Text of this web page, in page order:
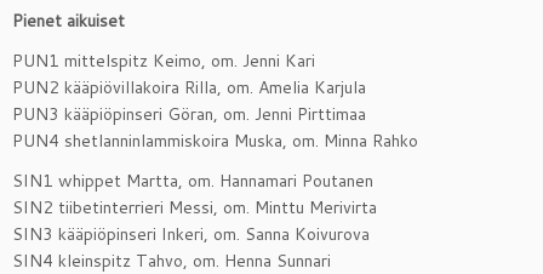
Pienet aikuiset
PUN1 mittelspitz Keimo, om. Jenni Kari
PUN2 kääpiövillakoira Rilla, om. Amelia Karjula
PUN3 kääpiöpinseri Göran, om. Jenni Pirttimaa
PUN4 shetlanninlammiskoira Muska, om. Minna Rahko
SIN1 whippet Martta, om. Hannamari Poutanen
SIN2 tiibetinterrieri Messi, om. Minttu Merivirta
SIN3 kääpiöpinseri Inkeri, om. Sanna Koivurova
SIN4 kleinspitz Tahvo, om. Henna Sunnari